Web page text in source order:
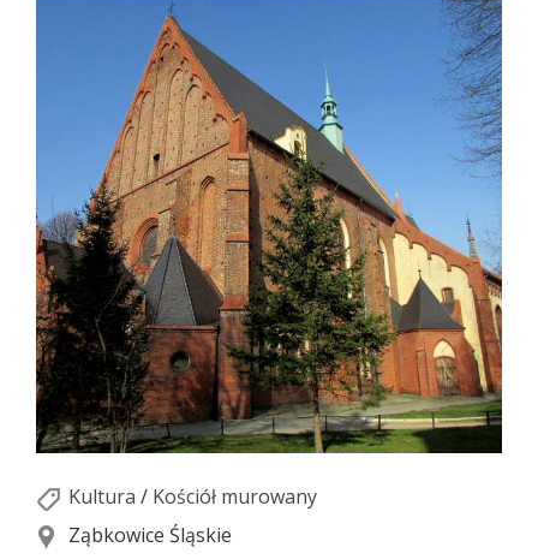
Kultura / Kościół murowany
Ząbkowice Śląskie